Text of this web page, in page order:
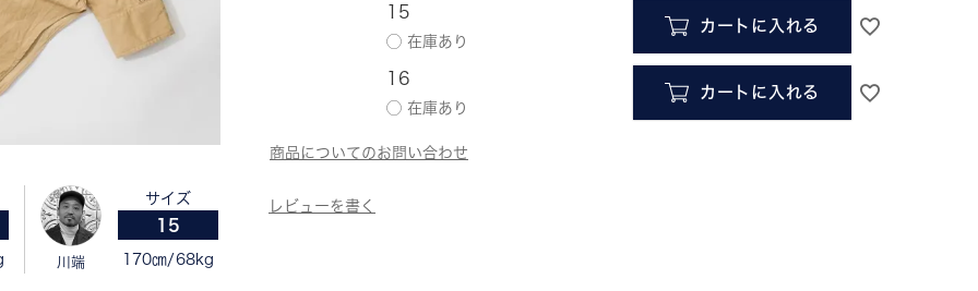
川端
サイズ
15
170㎝/68kg
15
カートに入れる
16
カートに入れる